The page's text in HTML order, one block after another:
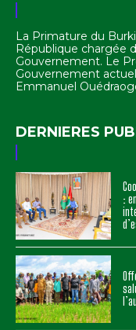
La Primature du
République chargée
Gouvernement. Le
Gouvernement
Emmanuel
DERNIERES
: